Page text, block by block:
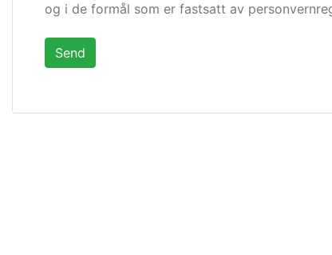
og i de formål som er fastsatt av